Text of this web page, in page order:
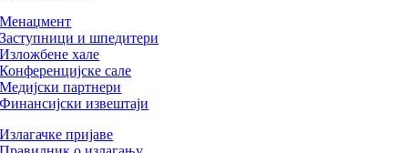
Менаџмент
Заступници и шпедитери
Изложбене хале
Конференцијске сале
Медијски партнери
Финансијски извештаји
Излагачке пријаве